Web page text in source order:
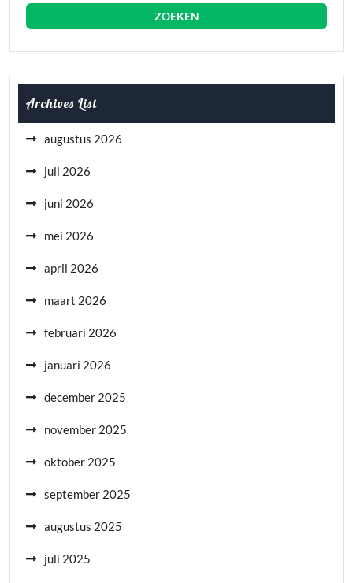
Archives List
augustus 2026
juli 2026
juni 2026
mei 2026
april 2026
maart 2026
februari 2026
januari 2026
december 2025
november 2025
oktober 2025
september 2025
augustus 2025
juli 2025